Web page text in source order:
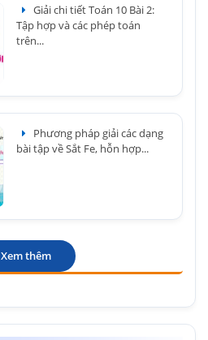
Giải chi tiết Toán 10 Bài 2:
Tập hợp và các phép toán
trên...
Phương pháp giải các dạng
bài tập về Sắt Fe, hỗn hợp...
Xem thêm